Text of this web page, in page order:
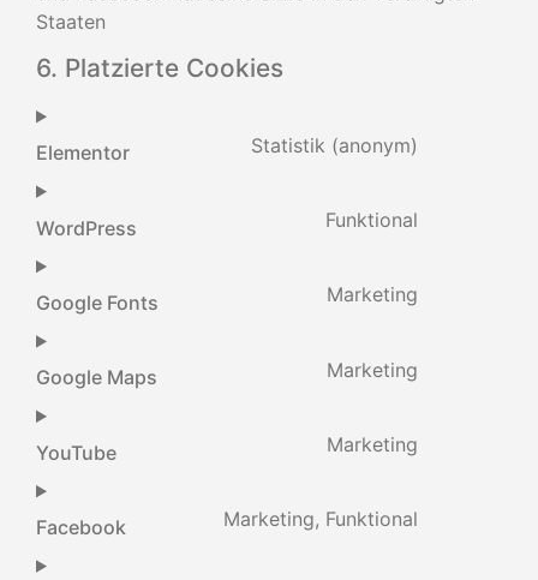
Staaten
6. Platzierte Cookies
Elementor Statistik (anonym)
WordPress Funktional
Google Fonts Marketing
Google Maps Marketing
YouTube Marketing
Facebook Marketing, Funktional